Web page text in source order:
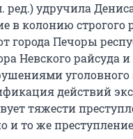
удручила
в колонию
города Печоры
Невского райсуда
действий
тяжести
и то же